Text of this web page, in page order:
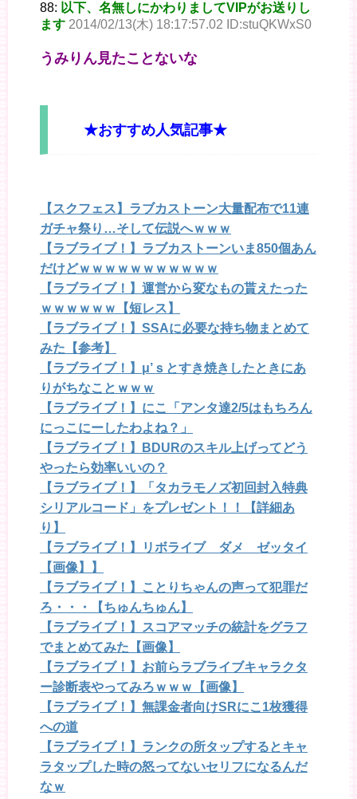
88: 以下、名無しにかわりましてVIPがお送りし
ます 2014/02/13(木) 18:17:57.02 ID:stuQKWxS0
うみりん見たことないな
★おすすめ人気記事★
【スクフェス】ラブカストーン大量配布で11連
ガチャ祭り…そして伝説へｗｗｗ
【ラブライブ！】ラブカストーンいま850個あん
だけどｗｗｗｗｗｗｗｗｗｗｗ
【ラブライブ！】運営から変なもの貰えたった
ｗｗｗｗｗｗ【短レス】
【ラブライブ！】SSAに必要な持ち物まとめて
みた【参考】
【ラブライブ！】μ’ｓとすき焼きしたときにあ
りがちなことｗｗｗ
【ラブライブ！】にこ「アンタ達2/5はもちろん
にっこにーしたわよね？」
【ラブライブ！】BDURのスキル上げってどう
やったら効率いいの？
【ラブライブ！】「タカラモノズ初回封入特典
シリアルコード」をプレゼント！！【詳細あ
り】
【ラブライブ！】リボライブ ダメ ゼッタイ
【画像】】
【ラブライブ！】ことりちゃんの声って犯罪だ
ろ・・・【ちゅんちゅん】
【ラブライブ！】スコアマッチの統計をグラフ
でまとめてみた【画像】
【ラブライブ！】お前らラブライブキャラクタ
ー診断表やってみろｗｗｗ【画像】
【ラブライブ！】無課金者向けSRにこ1枚獲得
への道
【ラブライブ！】ランクの所タップするとキャ
ラタップした時の怒ってないセリフになるんだ
なｗ